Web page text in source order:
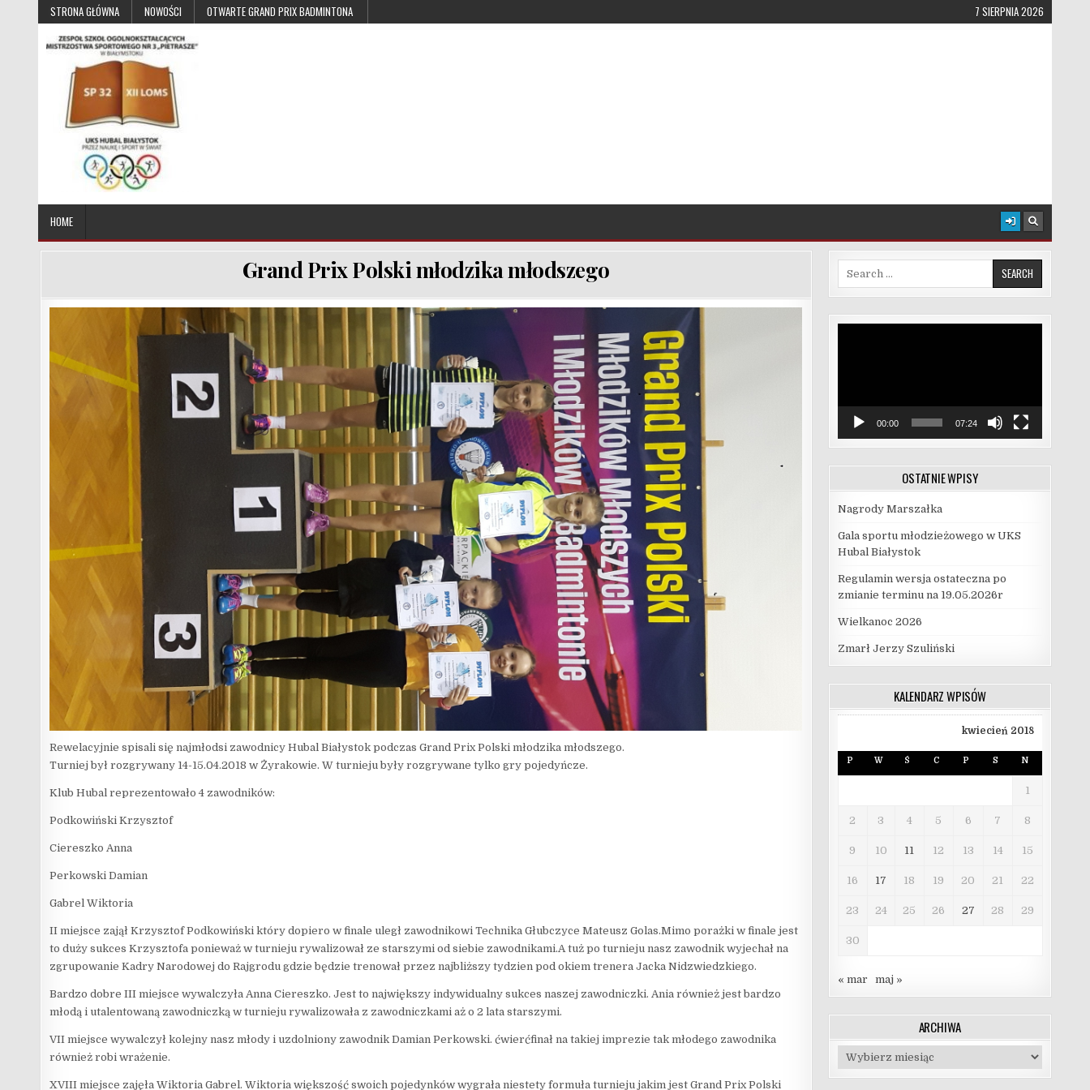
Skip to contentSTRONA GŁÓWNA NOWOŚCI OTWARTE GRAND PRIX BADMINTONA 7 SIERPNIA 2026
UKS Hubal Białystok
HOME
Grand Prix Polski młodzika młodszego
Rewelacyjnie spisali się najmłodsi zawodnicy Hubal Białystok podczas Grand Prix Polski młodzika młodszego.
Turniej był rozgrywany 14-15.04.2018 w Żyrakowie. W turnieju były rozgrywane tylko gry pojedyńcze.
Klub Hubal reprezentowało 4 zawodników:
Podkowiński Krzysztof
Ciereszko Anna
Perkowski Damian
Gabrel Wiktoria
II miejsce zajął Krzysztof Podkowiński który dopiero w finale uległ zawodnikowi Technika Głubczyce Mateusz Golas.Mimo porażki w finale jest
to duży sukces Krzysztofa ponieważ w turnieju rywalizował ze starszymi od siebie zawodnikami.A tuż po turnieju nasz zawodnik wyjechał na
zgrupowanie Kadry Narodowej do Rajgrodu gdzie będzie trenował przez najbliższy tydzien pod okiem trenera Jacka Nidzwiedzkiego.
Bardzo dobre III miejsce wywalczyła Anna Ciereszko. Jest to największy indywidualny sukces naszej zawodniczki. Ania również jest bardzo
młodą i utalentowaną zawodniczką w turnieju rywalizowała z zawodniczkami aż o 2 lata starszymi.
VII miejsce wywalczył kolejny nasz młody i uzdolniony zawodnik Damian Perkowski. ćwierćfinał na takiej imprezie tak młodego zawodnika
również robi wrażenie.
XVIII miejsce zajęła Wiktoria Gabrel. Wiktoria większość swoich pojedynków wygrała niestety formuła turnieju jakim jest Grand Prix Polski
Search for:
00:00 07:24
OSTATNIE WPISY
Nagrody Marszałka
Gala sportu młodzieżowego w UKS
Hubal Białystok
Regulamin wersja ostateczna po
zmianie terminu na 19.05.2026r
Wielkanoc 2026
Zmarł Jerzy Szuliński
KALENDARZ WPISÓW
kwiecień 2018
P W Ś C P S N
1
2 3 4 5 6 7 8
9 10 11 12 13 14 15
16 17 18 19 20 21 22
23 24 25 26 27 28 29
30
« mar maj »
ARCHIWA
Archiwa